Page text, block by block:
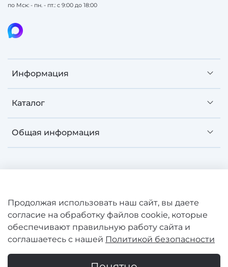
Информация
Каталог
Общая информация
по Мск: - пн. - пт.: с 9:00 до 18:00
©SAWO 2008-2026 Зарегистрированная торговая
марка. Все права защищены. Сайт не является
публичной офертой.
ООО "КАРГОТРАНС" ИНН 7804587350 ОГРНИП
1177847007128
Продолжая пользоваться сайтом, вы соглашаетесь с
Продолжая использовать наш сайт, вы даете
согласие на обработку файлов cookie, которые
обеспечивают правильную работу сайта и
соглашаетесь с нашей Политикой безопасности